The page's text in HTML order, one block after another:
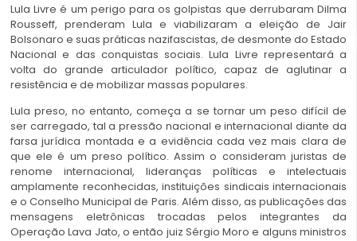
Lula Livre é um perigo para os golpistas que derrubaram Dilma
Rousseff, prenderam Lula e viabilizaram a eleição de Jair
Bolsonaro e suas práticas nazifascistas, de desmonte do Estado
Nacional e das conquistas sociais. Lula Livre representará a
volta do grande articulador político, capaz de aglutinar a
resistência e de mobilizar massas populares.
Lula preso, no entanto, começa a se tornar um peso difícil de
ser carregado, tal a pressão nacional e internacional diante da
farsa jurídica montada e a evidência cada vez mais clara de
que ele é um preso político. Assim o consideram juristas de
renome internacional, lideranças políticas e intelectuais
amplamente reconhecidas, instituições sindicais internacionais
e o Conselho Municipal de Paris. Além disso, as publicações das
mensagens eletrônicas trocadas pelos integrantes da
Operação Lava Jato, o então juiz Sérgio Moro e alguns ministros